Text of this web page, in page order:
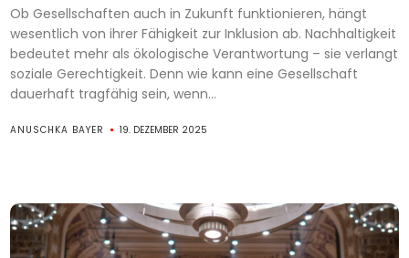
Ob Gesellschaften auch in Zukunft funktionieren, hängt
wesentlich von ihrer Fähigkeit zur Inklusion ab. Nachhaltigkeit
bedeutet mehr als ökologische Verantwortung – sie verlangt
soziale Gerechtigkeit. Denn wie kann eine Gesellschaft
dauerhaft tragfähig sein, wenn...
ANUSCHKA BAYER 19. DEZEMBER 2025